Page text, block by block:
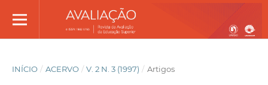
INÍCIO / ACERVO / V. 2 N. 3 (1997) / Artigos